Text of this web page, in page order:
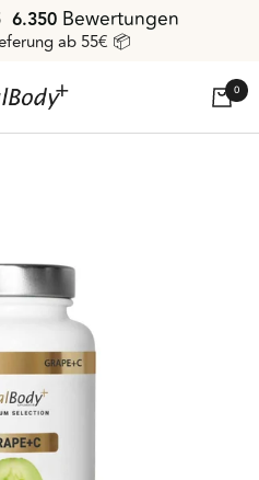
6.350 Bewertungen
ab 55€ 📦
0